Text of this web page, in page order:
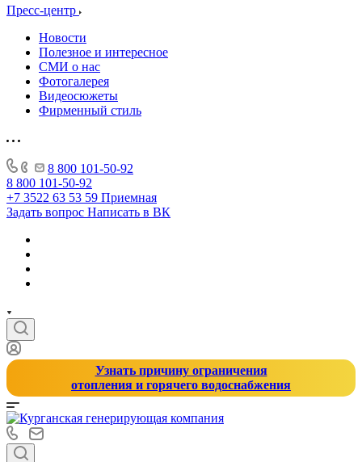
Пресс-центр
Новости
Полезное и интересное
СМИ о нас
Фотогалерея
Видеосюжеты
Фирменный стиль
8 800 101-50-92
8 800 101-50-92
+7 3522 63 53 59 Приемная
Задать вопрос Написать в ВК
Узнать причину ограничения
отопления и горячего водоснабжения